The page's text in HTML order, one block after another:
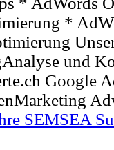
*
und
Google
SEMSEA